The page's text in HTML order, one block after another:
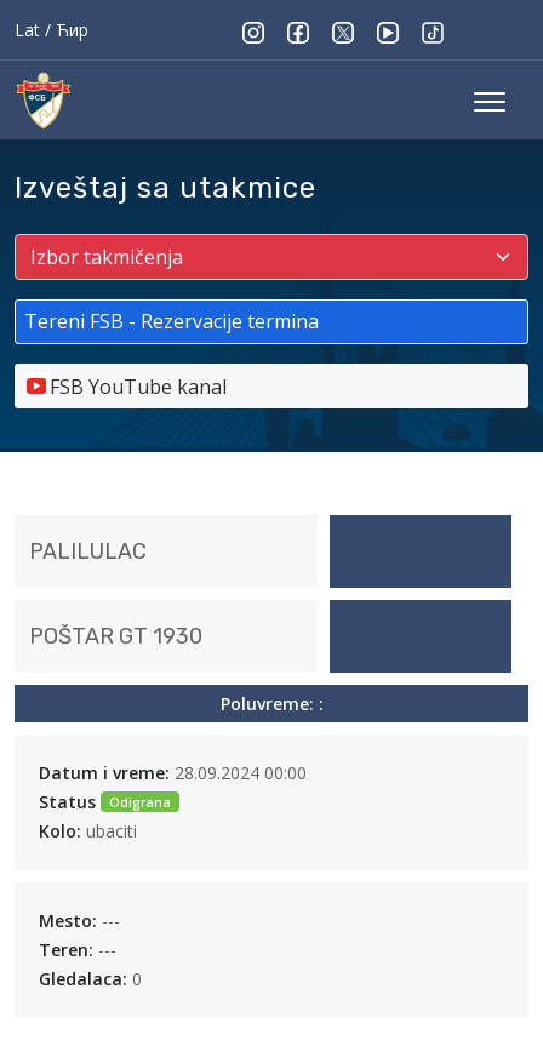
Lat / Ћир
Izveštaj sa utakmice
Tereni FSB - Rezervacije termina
FSB YouTube kanal
PALILULAC
POŠTAR GT 1930
Poluvreme: :
Datum i vreme: 28.09.2024 00:00
Status
Odigrana
Kolo: ubaciti
Mesto: ---
Teren: ---
Gledalaca: 0